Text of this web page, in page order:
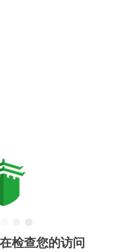
检查您的访问